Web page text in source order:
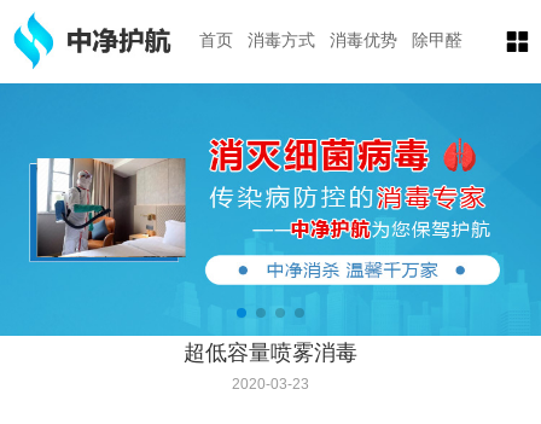
首页 消毒方式 消毒优势 除甲醛
超低容量喷雾消毒
2020-03-23